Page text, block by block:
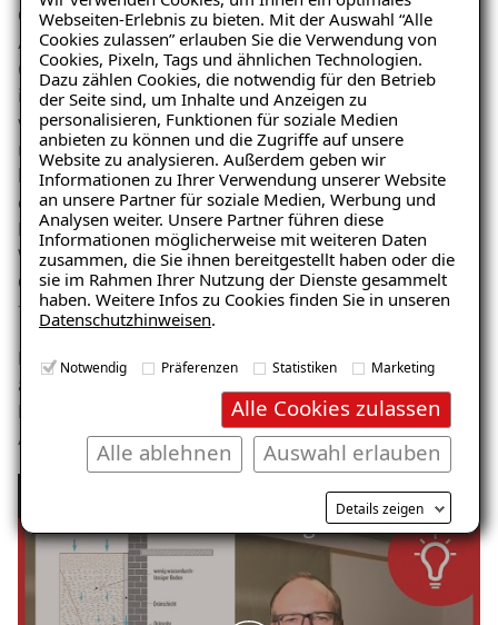
Webseiten-Erlebnis zu bieten. Mit der Auswahl “Alle
Cookies zulassen” erlauben Sie die Verwendung von
Cookies, Pixeln, Tags und ähnlichen Technologien.
Dazu zählen Cookies, die notwendig für den Betrieb
der Seite sind, um Inhalte und Anzeigen zu
personalisieren, Funktionen für soziale Medien
anbieten zu können und die Zugriffe auf unsere
Website zu analysieren. Außerdem geben wir
Informationen zu Ihrer Verwendung unserer Website
an unsere Partner für soziale Medien, Werbung und
Analysen weiter. Unsere Partner führen diese
Informationen möglicherweise mit weiteren Daten
zusammen, die Sie ihnen bereitgestellt haben oder die
sie im Rahmen Ihrer Nutzung der Dienste gesammelt
haben. Weitere Infos zu Cookies finden Sie in unseren
Datenschutzhinweisen.
Notwendig Präferenzen Statistiken Marketing
Alle Cookies zulassen
Auswahl erlauben
Alle ablehnen
Details zeigen
Grundsätzlich ersetzt eine Drainage keine intakte
Abdichtung. Jedoch trifft man vor allem in Altbauten
(Objekte, die bis zu den 70er Jahren gebaut wurden)
immer wieder auf bereits vorhandene Drainagen. Diese
wurden früher sehr häufig verlegt, da Häuser oftmals
nicht über eine durchgängige Bodenplatte verfügt
haben. Tritt bei Ihnen dieser Fall ein, ergibt es Sinn, sich
einen Experten zurate zu ziehen, um zu prüfen ob eine
Drainage mit Spülschächten helfen kann die
Wasserbeanspruchung auf das Mauerwerk zu senken.
Grundvoraussetzung ist allerdings immer eine
funktionstüchtige Abdichtung des Gebäudes.
Eine Drainage verlegen gilt oft als Heilmittel gegen
aufstauendes Sickerwasser und eindringende
Feuchtigkeit. Doch oftmals reicht eine fachmännische
Außenabdichtung als Objektschutz aus.
Drainage (bzw. Dränung) verlegen | Wann
Sie WIRKLICH eine Dränung brauchen